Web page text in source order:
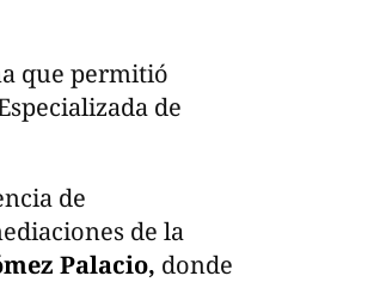
que permitió
de
de
de la
Palacio, donde